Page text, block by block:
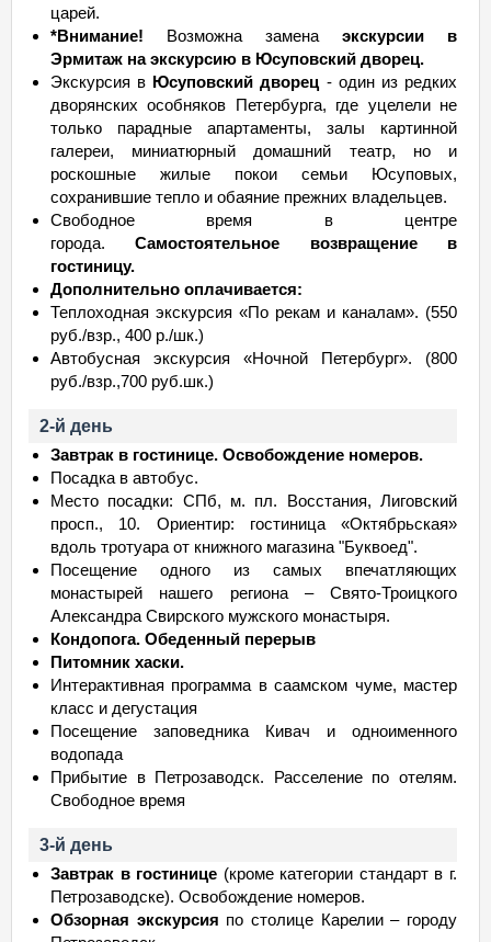
царей.
*Внимание! Возможна замена экскурсии в
Эрмитаж на экскурсию в Юсуповский дворец.
Экскурсия в Юсуповский дворец - один из редких
дворянских особняков Петербурга, где уцелели не
только парадные апартаменты, залы картинной
галереи, миниатюрный домашний театр, но и
роскошные жилые покои семьи Юсуповых,
сохранившие тепло и обаяние прежних владельцев.
Свободное время в центре
города.Самостоятельное возвращение в
гостиницу.
Дополнительно оплачивается:
Теплоходная экскурсия «По рекам и каналам». (550
руб./взр., 400 р./шк.)
Автобусная экскурсия «Ночной Петербург». (800
руб./взр.,700 руб.шк.)
2-й день
Завтрак в гостинице. Освобождение номеров.
Посадка в автобус.
Место посадки: СПб, м. пл. Восстания, Лиговский
просп., 10. Ориентир: гостиница «Октябрьская»
вдоль тротуара от книжного магазина "Буквоед".
Посещение одного из самых впечатляющих
монастырей нашего региона – Свято-Троицкого
Александра Свирского мужского монастыря.
Кондопога. Обеденный перерыв
Питомник хаски.
Интерактивная программа в саамском чуме, мастер
класс и дегустация
Посещение заповедника Кивач и одноименного
водопада
Прибытие в Петрозаводск. Расселение по отелям.
Свободное время
3-й день
Завтрак в гостинице (кроме категории стандарт в г.
Петрозаводске). Освобождение номеров.
Обзорная экскурсия по столице Карелии – городу